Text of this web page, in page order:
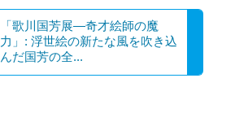
「歌川国芳展―奇才絵師の魔
力」: 浮世絵の新たな風を吹き込
んだ国芳の全...